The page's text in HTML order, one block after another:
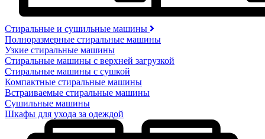
Стиральные и сушильные машины
Полноразмерные стиральные машины
Узкие стиральные машины
Стиральные машины с верхней загрузкой
Стиральные машины с сушкой
Компактные стиральные машины
Встраиваемые стиральные машины
Сушильные машины
Шкафы для ухода за одеждой